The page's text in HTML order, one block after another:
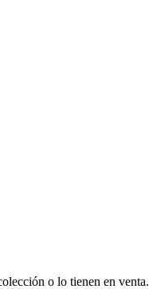
o lo tienen en venta.